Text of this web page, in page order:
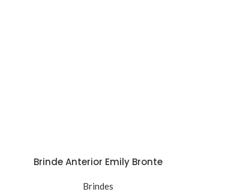
Brinde Anterior Emily Bronte
Brindes